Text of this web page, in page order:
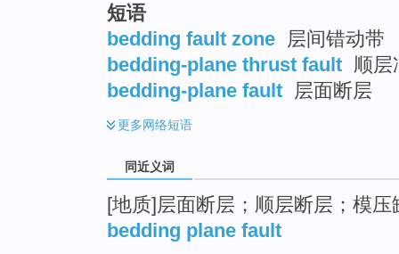
短语
bedding fault zone
层间错动带
bedding-plane thrust fault 顺层
bedding-plane fault
层面断层
更多网络短语
同近义词
[地质]层面断层；顺层断层；模压
bedding plane fault